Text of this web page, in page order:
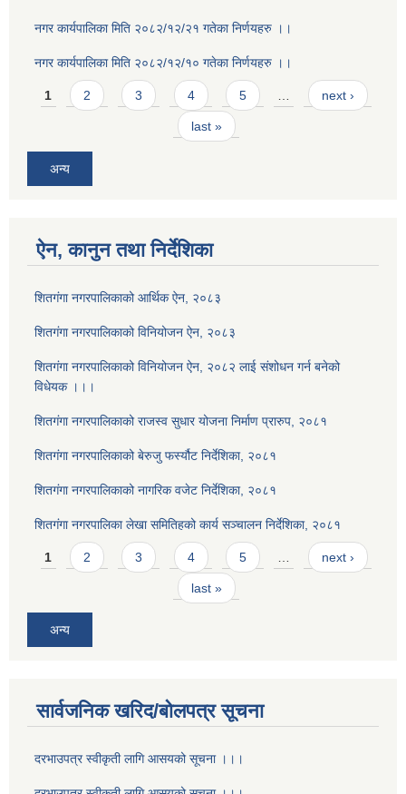
नगर कार्यपालिका मिति २०८२/१२/२१ गतेका निर्णयहरु ।।
नगर कार्यपालिका मिति २०८२/१२/१० गतेका निर्णयहरु ।।
Pages
1 2 3 4 5 … next ›
last »
अन्य
ऐन, कानुन तथा निर्देशिका
शितगंगा नगरपालिकाको आर्थिक ऐन, २०८३
शितगंगा नगरपालिकाको विनियोजन ऐन, २०८३
शितगंगा नगरपालिकाको विनियोजन ऐन, २०८२ लाई संशोधन गर्न बनेको
विधेयक ।।।
शितगंगा नगरपालिकाको राजस्व सुधार योजना निर्माण प्रारुप, २०८१
शितगंगा नगरपालिकाको बेरुजु फर्स्यौट निर्देशिका, २०८१
शितगंगा नगरपालिकाको नागरिक वजेट निर्देशिका, २०८१
शितगंगा नगरपालिका लेखा समितिहको कार्य सञ्चालन निर्देशिका, २०८१
Pages
1 2 3 4 5 next ›
last »
अन्य
सार्वजनिक खरिद/बोलपत्र सूचना
दरभाउपत्र स्वीकृती लागि आसयको सूचना ।।।